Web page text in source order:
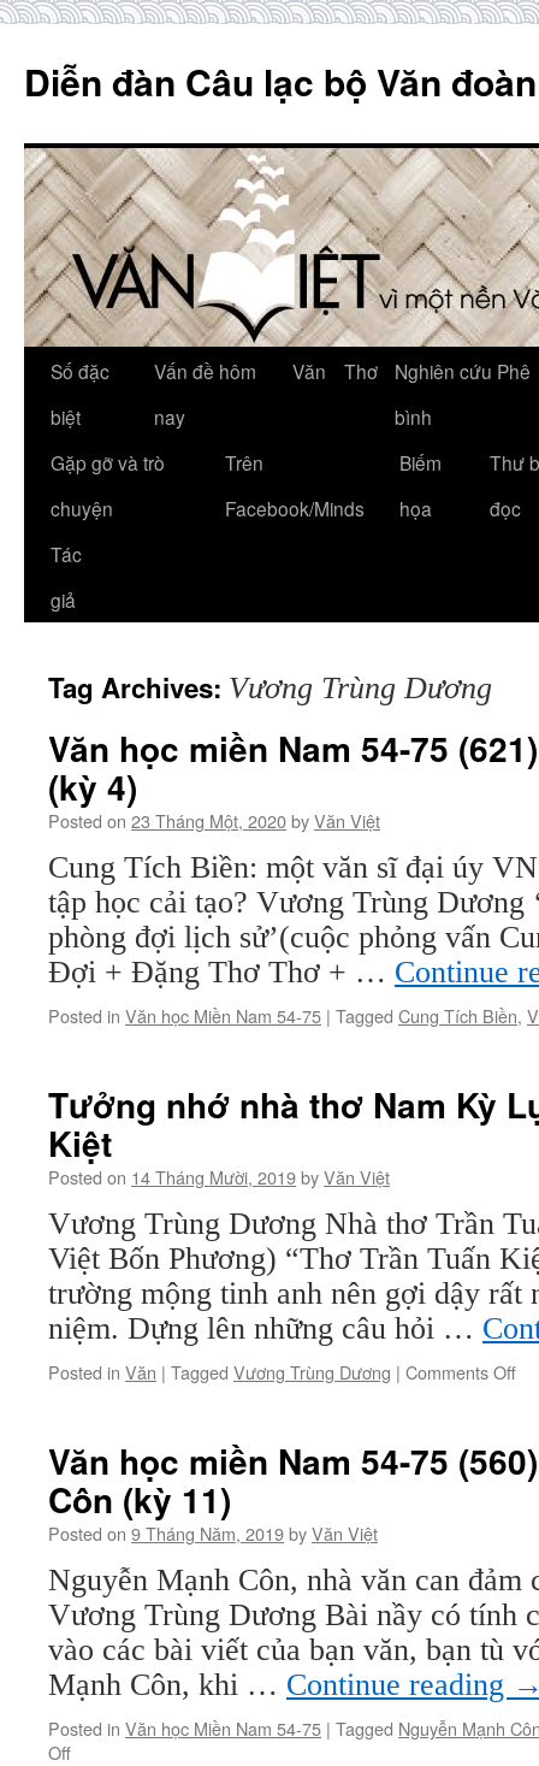
content
Diễn đàn Câu lạc bộ Văn
Số đặc
biệt
Vấn đề hôm
nay
Văn Thơ
Nghiên cứu Phê
bình
Gặp gỡ và trò
chuyện
Trên
Facebook/Minds
Biếm
họa
Thư
đọc
Tác
giả
Tag Archives: Vương Trùng Dương
Văn học miền Nam 54-75
(kỳ 4)
Posted on 23 Tháng Một, 2020byVăn Việt
Cung Tích Biền: một văn sĩ đại úy
tập học cải tạo? Vương Trùng Dương
phòng đợi lịch sử’(cuộc phỏng vấn
Đợi + Đặng Thơ Thơ + … Continue
Posted in Văn học Miền Nam 54-75 | Tagged Cung Tích Biền,
Tưởng nhớ nhà thơ Nam Kỳ
Kiệt
Posted on 14 Tháng Mười, 2019byVăn Việt
Vương Trùng Dương Nhà thơ Trần
Việt Bốn Phương) “Thơ Trần Tuấn
trường mộng tinh anh nên gợi dậy rất
niệm. Dựng lên những câu hỏi …
Posted in Văn | Tagged Vương Trùng Dương | Comments Offon
thơ
Văn học miền Nam 54-75
Côn (kỳ 11)
Posted on 9 Tháng Năm, 2019byVăn Việt
Nguyễn Mạnh Côn, nhà văn can đảm
Vương Trùng Dương Bài nầy có tính
vào các bài viết của bạn văn, bạn tù
Mạnh Côn, khi … Continue reading
Posted in Văn học Miền Nam 54-75 | Tagged Nguyễn Mạnh
Offon